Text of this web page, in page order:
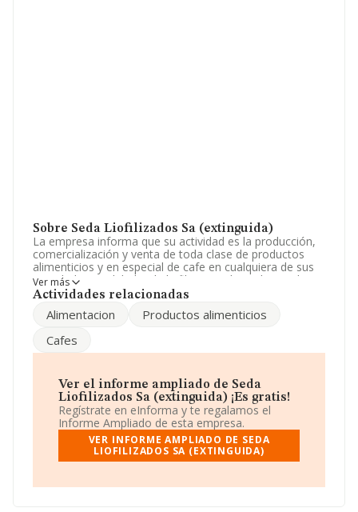
Sobre Seda Liofilizados Sa (extinguida)
La empresa informa que su actividad es la producción,
comercialización y venta de toda clase de productos
alimenticios y en especial de cafe en cualquiera de sus
variedades y calidades. la liofilizacion de cualquier clase
de producto alimenticio etc. La empresa es una
corresponde a 'Elaboración de café, té e infusiones',
mercados exteriores.
Comisión, de 6 de mayo de 2003, sobre la definición de
microempresas, pequeñas y medianas empresas, la
compañía reúne los requisitos de una microempresa.
Respecto al rendimiento deSeda Liofilizados S.A
(extinguida)en 2013, comparado con el año anterior,
el total de ventas registradas se ha mantenido igual que
el año anterior, sin embargo, en el ebitda ha tenido una
La plantilla se ha mantenido igual y teniendo en cuenta
Ver más
Actividades relacionadas
Alimentacion
Productos alimenticios
Cafes
Ver el informe ampliado de Seda
Liofilizados Sa (extinguida) ¡Es gratis!
Regístrate en eInforma y te regalamos el
Informe Ampliado de esta empresa.
VER INFORME AMPLIADO DE SEDA
LIOFILIZADOS SA (EXTINGUIDA)